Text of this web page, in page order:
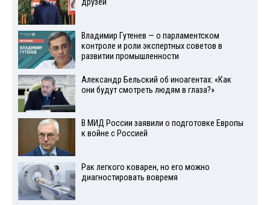
друзей
Владимир Гутенев — о парламентском
контроле и роли экспертных советов в
развитии промышленности
Александр Бельский об иноагентах: «Как
они будут смотреть людям в глаза?»
В МИД России заявили о подготовке Европы
к войне с Россией
Рак легкого коварен, но его можно
диагностировать вовремя